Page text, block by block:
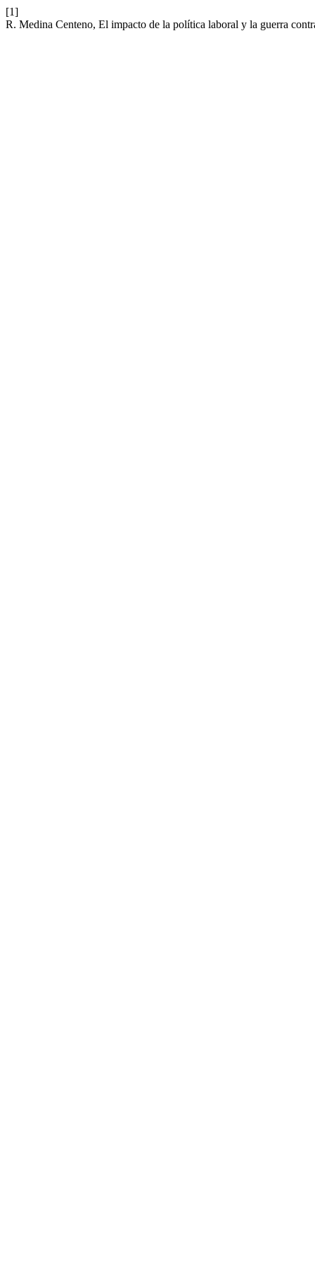
[1]
R. Medina Centeno, El impacto de la política laboral y la guerra